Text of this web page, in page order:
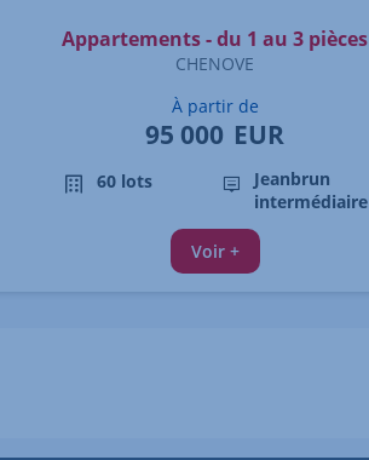
Appartements - du 1 au 3 pièces
CHENOVE
À partir de
95 000 EUR
60 lots
Jeanbrun
intermédiaire
Voir +